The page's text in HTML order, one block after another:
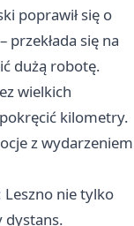
poprawił się o
się na
dużą robotę.
wielkich
kilometry.
z wydarzeniem
Leszno nie tylko
dystans.